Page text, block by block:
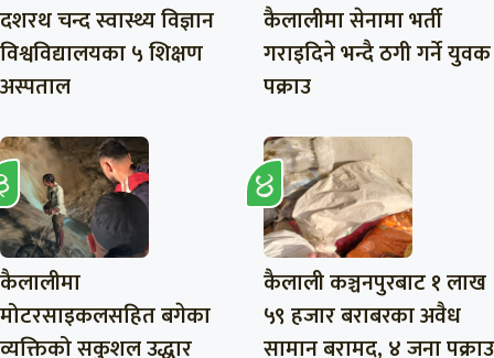
दशरथ चन्द स्वास्थ्य विज्ञान
विश्वविद्यालयका ५ शिक्षण
अस्पताल
कैलालीमा सेनामा भर्ती
गराइदिने भन्दै ठगी गर्ने युवक
पक्राउ
कैलालीमा
मोटरसाइकलसहित बगेका
व्यक्तिको सकुशल उद्धार
कैलाली कञ्चनपुरबाट १ लाख
५९ हजार बराबरका अवैध
सामान बरामद, ४ जना पक्राउ